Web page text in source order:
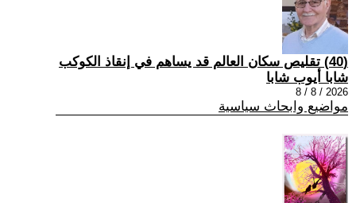
(40) تقليص سكان العالم قد يساهم في إنقاذ الكوكب
شابا أيوب شابا
2026 / 8 / 8
مواضيع وابحاث سياسية